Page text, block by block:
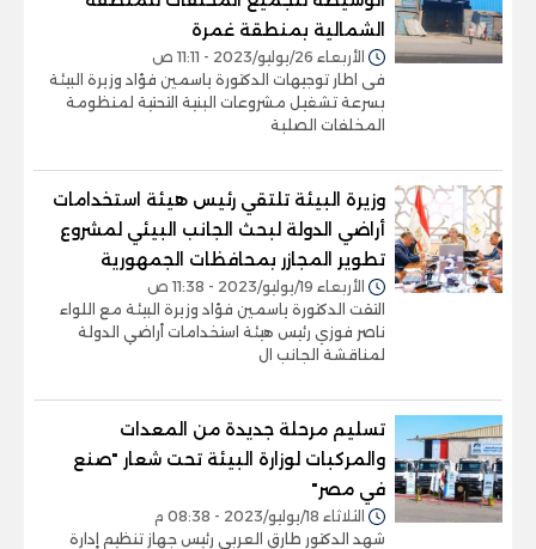
الشمالية بمنطقة غمرة
الأربعاء 26/يوليو/2023 - 11:11 ص
فى اطار توجيهات الدكتورة ياسمين فؤاد وزيرة البيئة
بسرعة تشغيل مشروعات البنية التحتية لمنظومة
المخلفات الصلبة
وزيرة البيئة تلتقي رئيس هيئة استخدامات
أراضي الدولة لبحث الجانب البيئي لمشروع
تطوير المجازر بمحافظات الجمهورية
الأربعاء 19/يوليو/2023 - 11:38 ص
التقت الدكتورة ياسمين فؤاد وزيرة البيئة مع اللواء
ناصر فوزي رئيس هيئة استخدامات أراضي الدولة
لمناقشة الجانب ال
تسليم مرحلة جديدة من المعدات
والمركبات لوزارة البيئة تحت شعار "صنع
في مصر"
الثلاثاء 18/يوليو/2023 - 08:38 م
شهد الدكتور طارق العربي رئيس جهاز تنظيم إدارة